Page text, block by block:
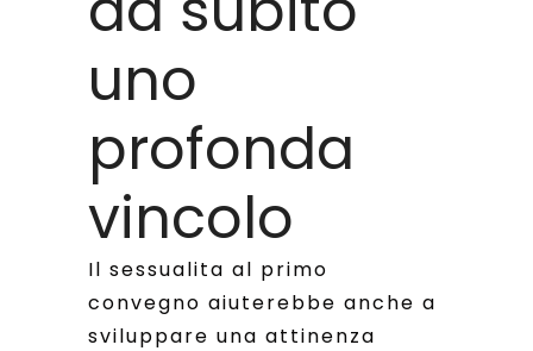
uno
profonda
vincolo
Il sessualita al primo
convegno aiuterebbe anche a
sviluppare una attinenza